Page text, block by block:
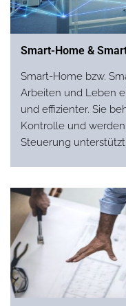
Smart-Home &
Smart-Home bzw.
Arbeiten und Leben
und effizienter. Sie
Kontrolle und
Steuerung unterstützt.